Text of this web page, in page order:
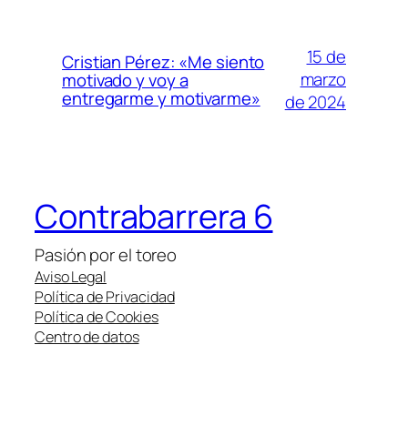
Cristian Pérez: «Me siento
motivado y voy a
entregarme y motivarme»
15 de
marzo
de 2024
Contrabarrera 6
Pasión por el toreo
Aviso Legal
Política de Privacidad
Política de Cookies
Centro de datos